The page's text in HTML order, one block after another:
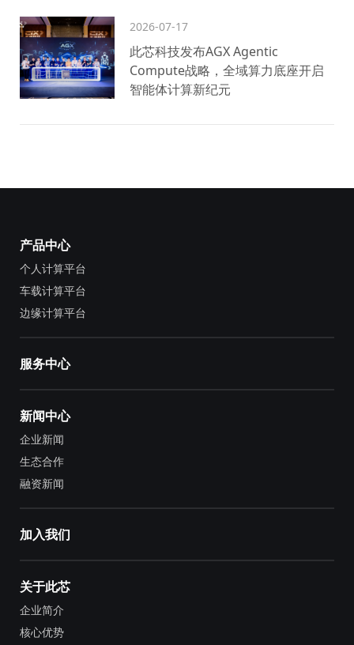
2026-07-17
此芯科技发布AGX Agentic
Compute战略，全域算力底座开启
智能体计算新纪元
产品中心
个人计算平台
车载计算平台
边缘计算平台
服务中心
新闻中心
企业新闻
生态合作
融资新闻
加入我们
关于此芯
企业简介
核心优势